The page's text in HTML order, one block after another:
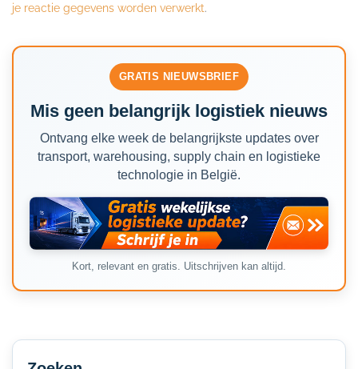
je reactie gegevens worden verwerkt.
GRATIS NIEUWSBRIEF
Mis geen belangrijk logistiek nieuws
Ontvang elke week de belangrijkste updates over
transport, warehousing, supply chain en logistieke
technologie in België.
Kort, relevant en gratis. Uitschrijven kan altijd.
Secondary